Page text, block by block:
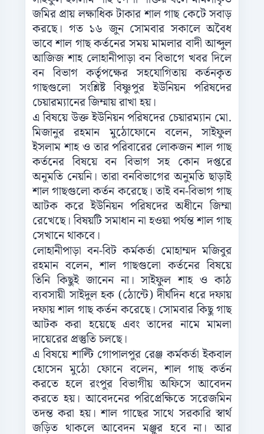
জমির প্রায় লক্ষাধিক টাকার শাল গাছ কেটে সবাড়
করছে। গত ১৬ জুন সোমবার সকালে অবৈধ
ভাবে শাল গাছ কর্তনের সময় মামলার বাদী আব্দুল
আজিজ শাহ লোহানীপাড়া বন বিভাগে খবর দিলে
বন বিভাগ কর্তৃপক্ষের সহযোগিতায় কর্তনকৃত
গাছগুলো সংশ্লিষ্ট বিষ্ণুপুর ইউনিয়ন পরিষদের
চেয়ারম্যানের জিম্মায় রাখা হয়।
এ বিষয়ে উক্ত ইউনিয়ন পরিষদের চেয়ারম্যান মো.
মিজানুর রহমান মুঠোফোনে বলেন, সাইফুল
ইসলাম শাহ ও তার পরিবারের লোকজন শাল গাছ
কর্তনের বিষয়ে বন বিভাগ সহ কোন দপ্তরে
অনুমতি নেয়নি। তারা বনবিভাগের অনুমতি ছাড়াই
শাল গাছগুলো কর্তন করেছে। তাই বন-বিভাগ গাছ
আটক করে ইউনিয়ন পরিষদের অধীনে জিম্মা
রেখেছে। বিষয়টি সমাধান না হওয়া পর্যন্ত শাল গাছ
সেখানে থাকবে।
লোহানীপাড়া বন-বিট কর্মকর্তা মোহাম্মদ মজিবুর
রহমান বলেন, শাল গাছগুলো কর্তনের বিষয়ে
তিনি কিছুই জানেন না। সাইফুল শাহ ও কাঠ
ব্যবসায়ী সাইদুল হক (ঠোন্টে) দীর্ঘদিন ধরে দফায়
দফায় শাল গাছ কর্তন করেছে। সোমবার কিছু গাছ
আটক করা হয়েছে এবং তাদের নামে মামলা
দায়েরের প্রস্তুতি চলছে।
এ বিষয়ে শাল্টি গোপালপুর রেঞ্জ কর্মকর্তা ইকবাল
হোসেন মুঠো ফোনে বলেন, শাল গাছ কর্তন
করতে হলে রংপুর বিভাগীয় অফিসে আবেদন
করতে হয়। আবেদনের পরিপ্রেক্ষিতে সরেজমিন
তদন্ত করা হয়। শাল গাছের সাথে সরকারি স্বার্থ
জড়িত থাকলে আবেদন মঞ্জুর হবে না। আর